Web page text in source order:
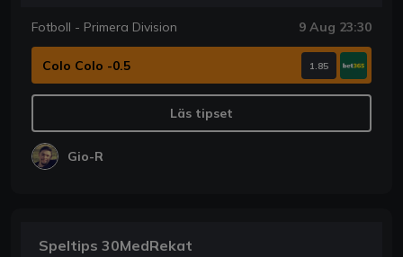
Fotboll - Primera Division 9 Aug 23:30
Colo Colo -0.5 1.85
Läs tipset
Gio-R
Speltips 30MedRekat